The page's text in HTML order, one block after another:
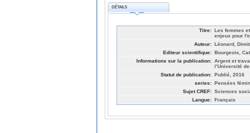
DÉTAILS
Titre: Les femmes
enjeux pour
Auteur: Léonard,
Editeur scientifique: Bourgeois,
Informations sur la publication: Argent et
l’Université
Statut de publication: Publié, 2016
series: Pensées
Sujet CREF: Sciences
Langue: Français